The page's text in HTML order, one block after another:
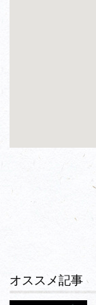
オススメ記事